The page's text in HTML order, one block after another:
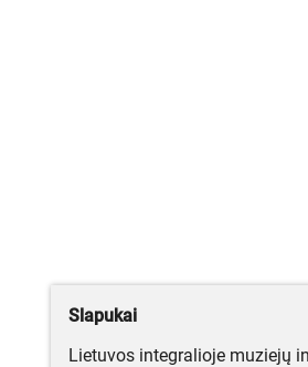
Slapukai
Lietuvos integralioje muziejų